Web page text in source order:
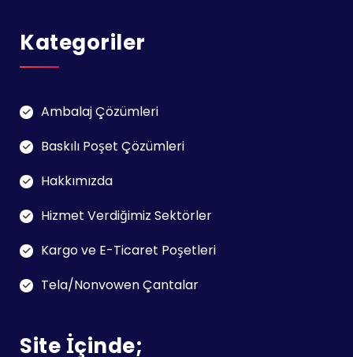
Kategoriler
Ambalaj Çözümleri
Baskılı Poşet Çözümleri
Hakkımızda
Hizmet Verdiğimiz Sektörler
Kargo ve E-Ticaret Poşetleri
Tela/Nonvowen Çantalar
Site İçinde;